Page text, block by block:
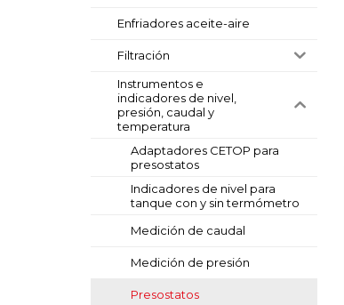
Enfriadores aceite-aire
Filtración
Instrumentos e
indicadores de nivel,
presión, caudal y
temperatura
Adaptadores CETOP para
presostatos
Indicadores de nivel para
tanque con y sin termómetro
Medición de caudal
Medición de presión
Presostatos